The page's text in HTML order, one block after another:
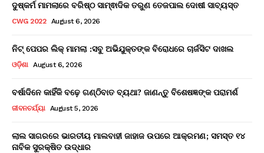
ଦୁଷ୍କର୍ମ ମାମଲାରେ ବରିଷ୍ଠ ସାମ୍ଵାଦିକ ତରୁଣ ତେଜପାଲ ଦୋଷୀ ସାବ୍ୟସ୍ତ
CWG 2022 August 6, 2026
ନିଟ୍ ପେପର ଲିକ୍ ମାମଲା :ସବୁ ଅଭିଯୁକ୍ତଙ୍କ ବିରୋଧରେ ଚାର୍ଜସିଟ ଦାଖଲ
ଓଡ଼ିଶା August 6, 2026
ବର୍ଷାଦିନେ କାହିଁକି ବଢ଼େ ଗଣ୍ଠିବାତ ବ୍ୟଥା? ଜାଣନ୍ତୁ ବିଶେଷଜ୍ଞଙ୍କ ପରାମର୍ଶ
ଜୀବନଚର୍ଯ୍ୟା August 5, 2026
ଲାଲ ସାଗରରେ ଭାରତୀୟ ମାଲବାହୀ ଜାହାଜ ଉପରେ ଆକ୍ରମଣ; ସମସ୍ତ ୧୪
ନାବିକ ସୁରକ୍ଷିତ ଉଦ୍ଧାର